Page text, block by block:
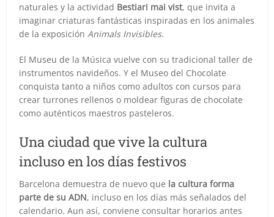
naturales y la actividad Bestiari mai vist, que invita a
imaginar criaturas fantásticas inspiradas en los animales
de la exposiciónAnimals Invisibles.
El Museu de la Música vuelve con su tradicional taller de
instrumentos navideños. Y el Museo del Chocolate
conquista tanto a niños como adultos con cursos para
crear turrones rellenos o moldear figuras de chocolate
como auténticos maestros pasteleros.
Una ciudad que vive la cultura
incluso en los días festivos
Barcelona demuestra de nuevo que la cultura forma
parte de su ADN, incluso en los días más señalados del
calendario. Aun así, conviene consultar horarios antes